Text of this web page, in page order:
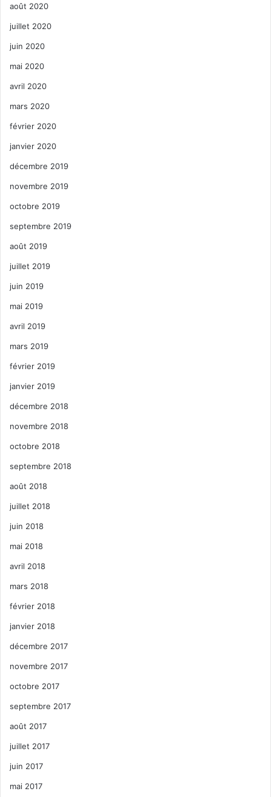
août 2020
juillet 2020
juin 2020
mai 2020
avril 2020
mars 2020
février 2020
janvier 2020
décembre 2019
novembre 2019
octobre 2019
septembre 2019
août 2019
juillet 2019
juin 2019
mai 2019
avril 2019
mars 2019
février 2019
janvier 2019
décembre 2018
novembre 2018
octobre 2018
septembre 2018
août 2018
juillet 2018
juin 2018
mai 2018
avril 2018
mars 2018
février 2018
janvier 2018
décembre 2017
novembre 2017
octobre 2017
septembre 2017
août 2017
juillet 2017
juin 2017
mai 2017